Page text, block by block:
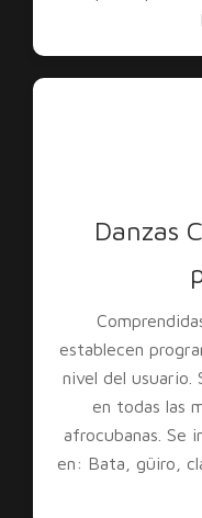
Danzas
establecen
nivel del usuario.
en todas las
afrocubanas. Se
en: Bata, güiro,